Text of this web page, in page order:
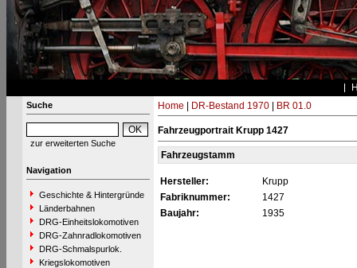
Suche
zur erweiterten Suche
Navigation
Geschichte & Hintergründe
Länderbahnen
DRG-Einheitslokomotiven
DRG-Zahnradlokomotiven
DRG-Schmalspurlok.
Kriegslokomotiven
Home DR-Bestand 1970| BR 01.0
Fahrzeugportrait Krupp 1427
Fahrzeugstamm
Hersteller:
Krupp
Fabriknummer:
1427
Baujahr:
1935